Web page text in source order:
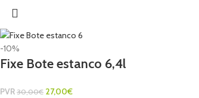
-10%
Fixe Bote estanco 6,4l
PVR 30,00€ 27,00€